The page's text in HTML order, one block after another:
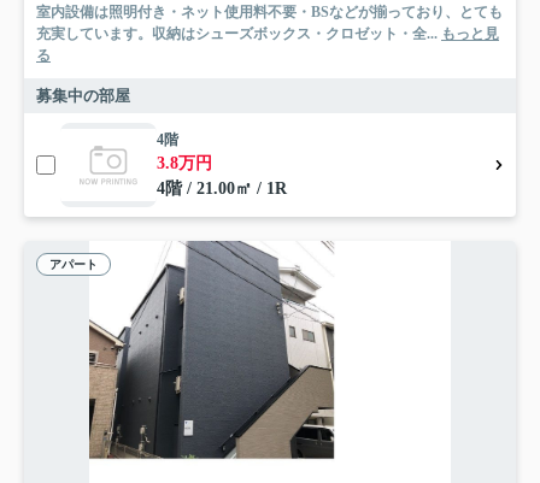
室内設備は照明付き・ネット使用料不要・BSなどが揃っており、とても
充実しています。収納はシューズボックス・クロゼット・全... もっと見
る
募集中の部屋
4階
3.8万円
4階 / 21.00㎡ / 1R
アパート